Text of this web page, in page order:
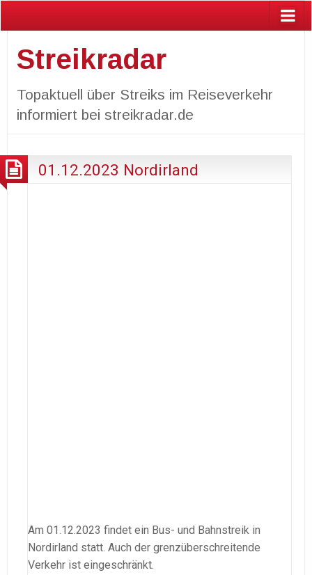
Streikradar
Topaktuell über Streiks im Reiseverkehr
informiert bei streikradar.de
01.12.2023 Nordirland
Am 01.12.2023 findet ein Bus- und Bahnstreik in
Nordirland statt. Auch der grenzüberschreitende
Verkehr ist eingeschränkt.